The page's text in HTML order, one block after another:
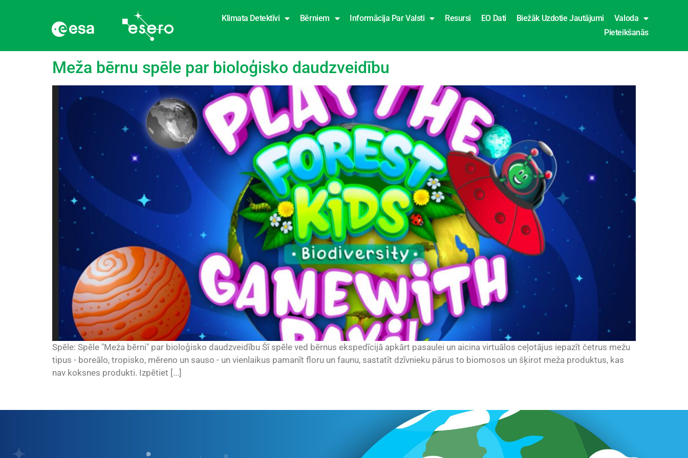
Klimata Detektīvi Bērniem Informācija Par Valsti Resursi EO Dati Biežāk Uzdotie Jautājumi
Valoda
Pieteikšanās
Kategorija:Spēle
Meža bērnu spēle par bioloģisko daudzveidību
Spēle: Spēle "Meža bērni" par bioloģisko daudzveidību Šī spēle ved bērnus ekspedīcijā apkārt pasaulei un aicina virtuālos ceļotājus iepazīt četrus mežu
tipus - boreālo, tropisko, mēreno un sauso - un vienlaikus pamanīt floru un faunu, sastatīt dzīvnieku pārus to biomosos un šķirot meža produktus, kas
nav koksnes produkti. Izpētiet [...]